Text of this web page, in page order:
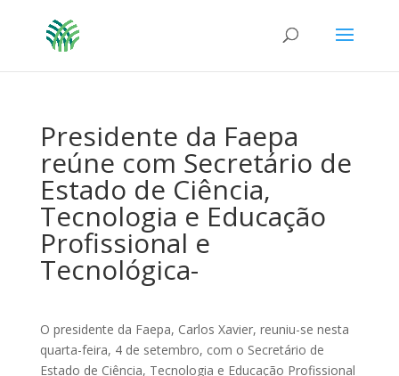
Presidente da Faepa
reúne com Secretário de
Estado de Ciência,
Tecnologia e Educação
Profissional e
Tecnológica-
O presidente da Faepa, Carlos Xavier, reuniu-se nesta
quarta-feira, 4 de setembro, com o Secretário de
Estado de Ciência, Tecnologia e Educação Profissional